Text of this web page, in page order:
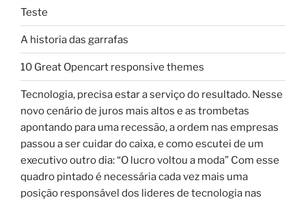
Teste
A historia das garrafas
10 Great Opencart responsive themes
Tecnologia, precisa estar a serviço do resultado. Nesse
novo cenário de juros mais altos e as trombetas
apontando para uma recessão, a ordem nas empresas
passou a ser cuidar do caixa, e como escutei de um
executivo outro dia: “O lucro voltou a moda” Com esse
quadro pintado é necessária cada vez mais uma
posição responsável dos lideres de tecnologia nas